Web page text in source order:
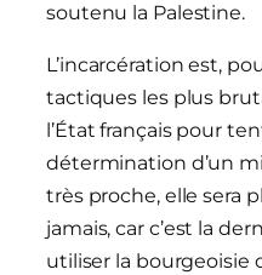
soutenu la Palestine.
L’incarcération est,
tactiques les plus
l’État français pour
détermination d’un
très proche, elle sera
jamais, car c’est la
utiliser la bourgeoisie